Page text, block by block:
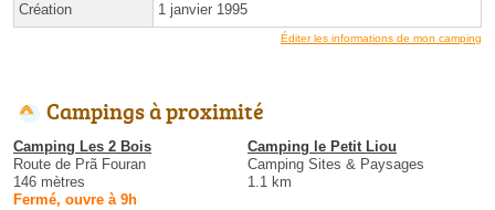
Création 1 janvier 1995
Éditer les informations de mon camping
Campings à proximité
Camping Les 2 Bois
Route de Prã Fouran
146 mètres
Fermé, ouvre à 9h
Camping le Petit Liou
Camping Sites & Paysages
1.1 km